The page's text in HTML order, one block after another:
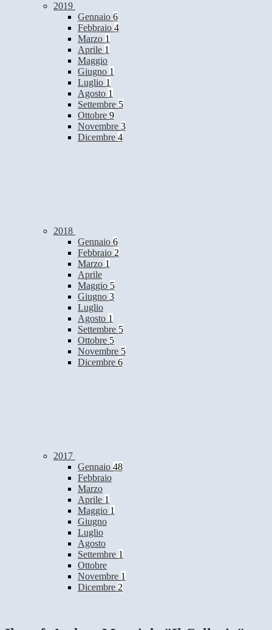
2019
Gennaio 6
Febbraio 4
Marzo 1
Aprile 1
Maggio
Giugno 1
Luglio 1
Agosto 1
Settembre 5
Ottobre 9
Novembre 3
Dicembre 4
2018
Gennaio 6
Febbraio 2
Marzo 1
Aprile
Maggio 5
Giugno 3
Luglio
Agosto 1
Settembre 5
Ottobre 5
Novembre 5
Dicembre 6
2017
Gennaio 48
Febbraio
Marzo
Aprile 1
Maggio 1
Giugno
Luglio
Agosto
Settembre 1
Ottobre
Novembre 1
Dicembre 2